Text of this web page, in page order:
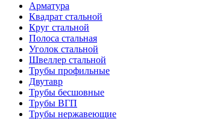
Арматура
Квадрат стальной
Круг стальной
Полоса стальная
Уголок стальной
Швеллер стальной
Трубы профильные
Двутавр
Трубы бесшовные
Трубы ВГП
Трубы нержавеющие